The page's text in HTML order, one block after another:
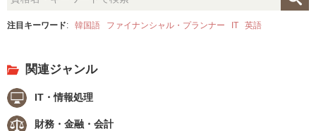
注目キーワード: 韓国語 ファイナンシャル・プランナー IT 英語
関連ジャンル
IT・情報処理
財務・金融・会計